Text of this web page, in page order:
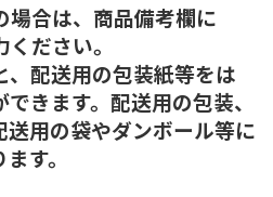
合は、商品備考欄に
ださい。
配送用の包装紙等をは
きます。配送用の包装、
送用の袋やダンボール等に
す。